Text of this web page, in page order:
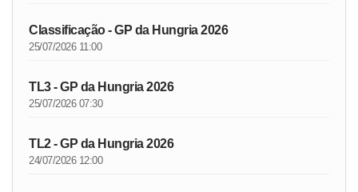
Classificação - GP da Hungria 2026
25/07/2026 11:00
TL3 - GP da Hungria 2026
25/07/2026 07:30
TL2 - GP da Hungria 2026
24/07/2026 12:00